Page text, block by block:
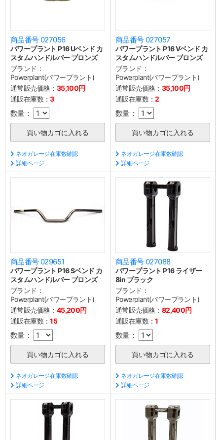
商品番号 027056
パワープラント P16 Uベンド カ
スタムハンドルバー ブロンズ
ブランド：
Powerplant(パワープラント)
通常販売価格： 35,100円
通販在庫数：3
数量：
ネオガレージ在庫数確認
詳細ページ
商品番号 027057
パワープラント P16 Vベンド カ
スタムハンドルバー ブロンズ
ブランド：
Powerplant(パワープラント)
通常販売価格： 35,100円
通販在庫数：2
数量：
ネオガレージ在庫数確認
詳細ページ
商品番号 029651
パワープラント P16 Sベンド カ
スタムハンドルバー ブロンズ
ブランド：
Powerplant(パワープラント)
通常販売価格： 45,200円
通販在庫数：15
数量：
ネオガレージ在庫数確認
詳細ページ
商品番号 027088
パワープラント P16 ライザー
8in ブラック
ブランド：
Powerplant(パワープラント)
通常販売価格： 82,400円
通販在庫数：1
数量：
ネオガレージ在庫数確認
詳細ページ